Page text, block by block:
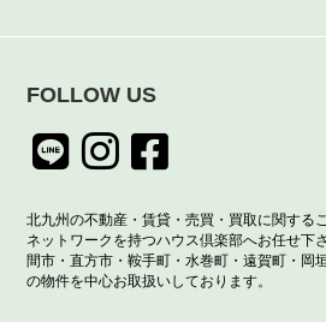
FOLLOW US
北九州の不動産・賃貸・売買・買取に関する
ネットワークを持つハウス倶楽部へお任せ下
間市・直方市・鞍手町・水巻町・遠賀町・岡
の物件を中心お取扱いしております。